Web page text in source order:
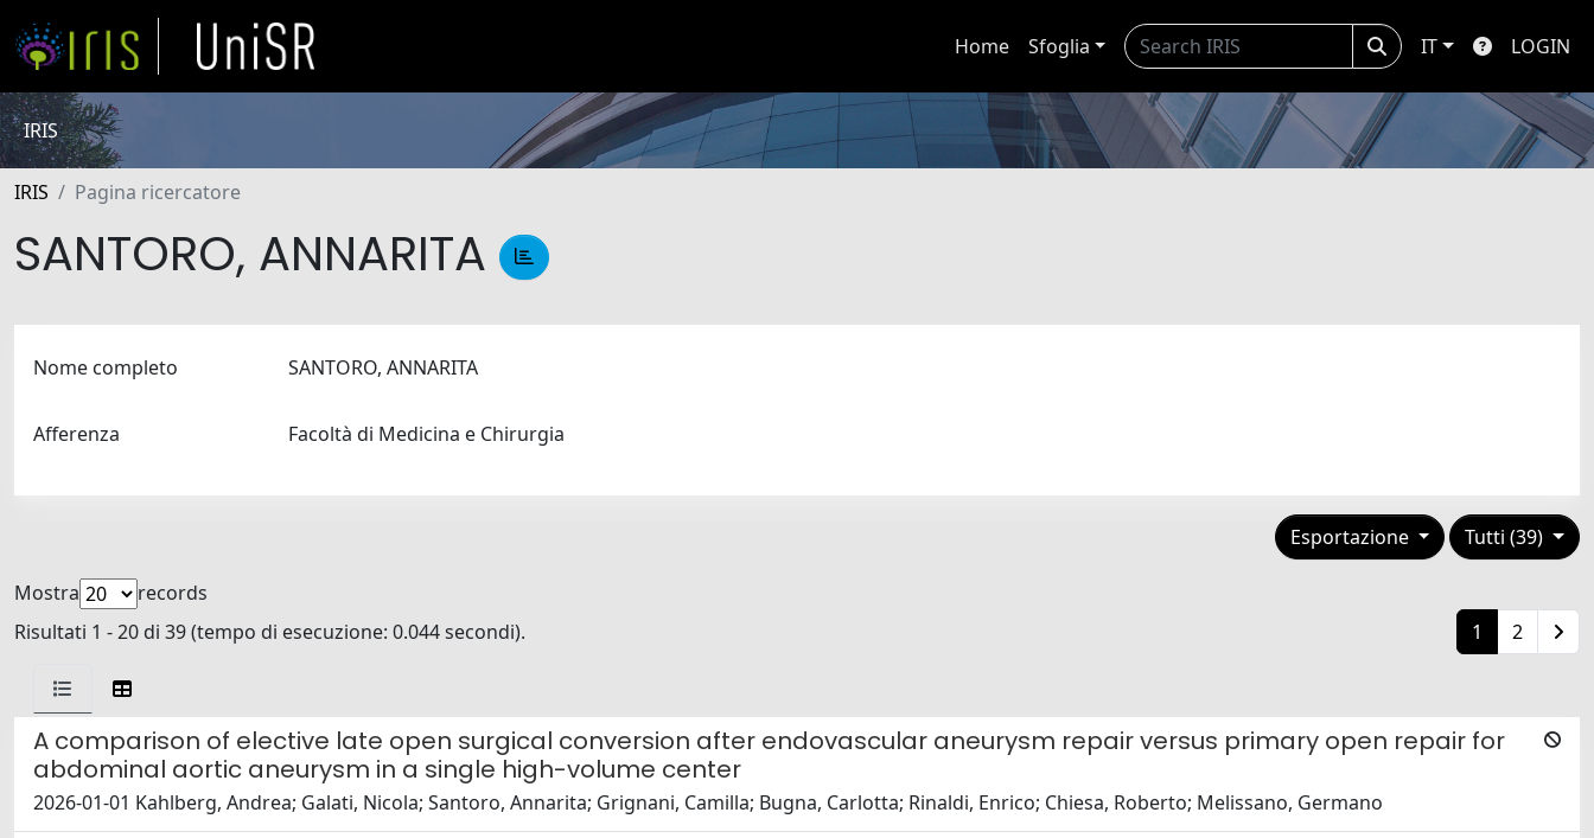
Home Sfoglia IT LOGIN
IRIS
IRIS Pagina ricercatore
SANTORO, ANNARITA
Nome completo SANTORO, ANNARITA
Afferenza Facoltà di Medicina e Chirurgia
Tutti (39)
Esportazione
Mostra
records
Risultati 1 - 20 di 39 (tempo di esecuzione: 0.044 secondi).
1 2
A comparison of elective late open surgical conversion after endovascular aneurysm repair versus primary open repair for
abdominal aortic aneurysm in a single high-volume center
2026-01-01 Kahlberg, Andrea; Galati, Nicola; Santoro, Annarita; Grignani, Camilla; Bugna, Carlotta; Rinaldi, Enrico; Chiesa, Roberto; Melissano, Germano